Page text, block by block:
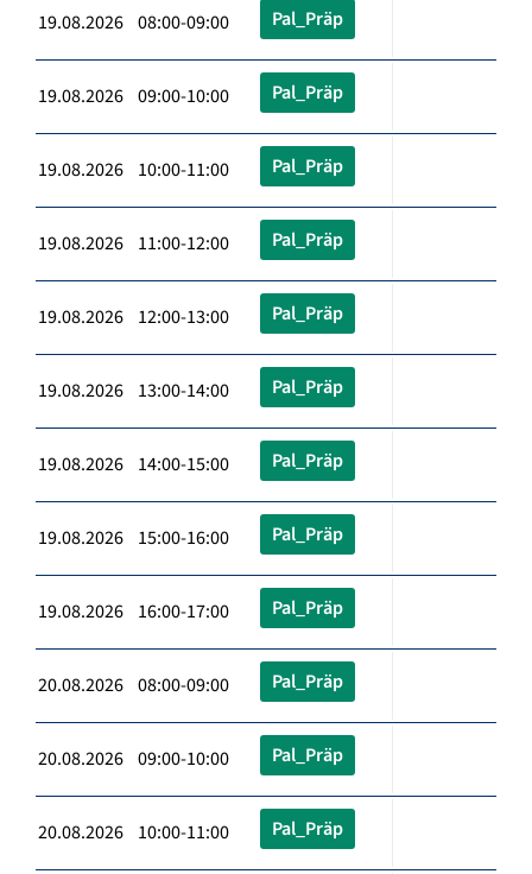
19.08.2026 08:00-09:00 Pal_Präp
19.08.2026 09:00-10:00 Pal_Präp
19.08.2026 10:00-11:00 Pal_Präp
19.08.2026 11:00-12:00 Pal_Präp
19.08.2026 12:00-13:00 Pal_Präp
19.08.2026 13:00-14:00 Pal_Präp
19.08.2026 14:00-15:00 Pal_Präp
19.08.2026 15:00-16:00 Pal_Präp
19.08.2026 16:00-17:00 Pal_Präp
20.08.2026 08:00-09:00 Pal_Präp
20.08.2026 09:00-10:00 Pal_Präp
20.08.2026 10:00-11:00 Pal_Präp